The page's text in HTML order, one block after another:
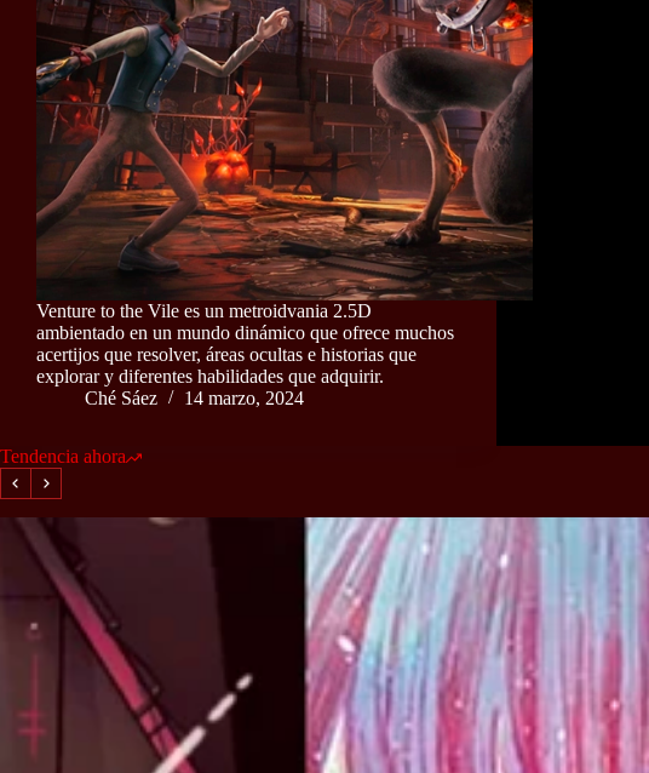
Venture to the Vile es un metroidvania 2.5D
ambientado en un mundo dinámico que ofrece muchos
acertijos que resolver, áreas ocultas e historias que
explorar y diferentes habilidades que adquirir.
Ché Sáez
14 marzo, 2024
Tendencia ahora